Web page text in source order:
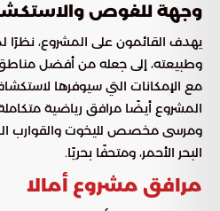
وجهة للغوص
يهدف القائمون على المشروع، نظرًا
وطبيعته، إلى جعله من أفضل
مع الإمكانات التي سيوفرها
المشروع أيضًا مرافق رياضية متكاملة
ومرسى مخصص لليخوت والقوارب
البحر الأحمر، ومتحفًا بحريًا.
مرافق مشروع أمالا